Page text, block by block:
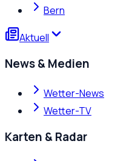
Bern
Aktuell
News & Medien
Wetter-News
Wetter-TV
Karten & Radar